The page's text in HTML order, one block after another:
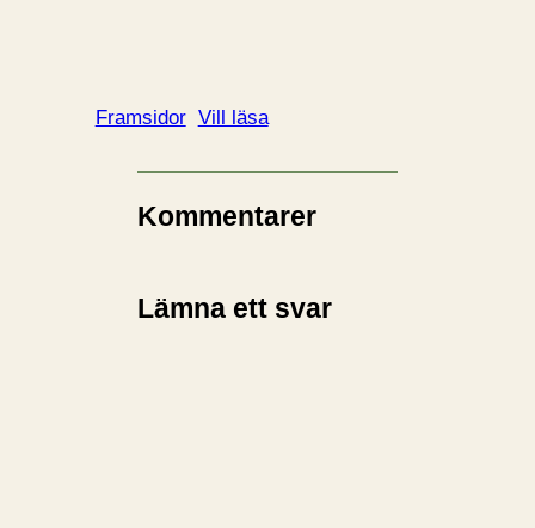
Framsidor Vill läsa
Kommentarer
Lämna ett svar